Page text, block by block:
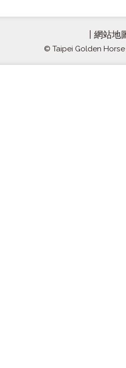
網站地
© Taipei Golden